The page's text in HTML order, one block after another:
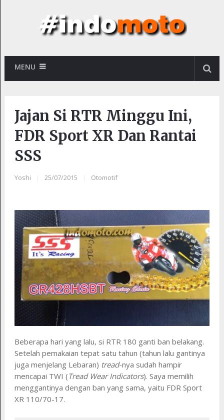
MENU
Jajan Si RTR Minggu Ini,
FDR Sport XR Dan Rantai
SSS
Yoshi 25/07/2015 Otomotif
Beberapa hari yang lalu, si RTR 180 ganti ban belakang.
Setelah pemakaian tepat satu tahun (tahun lalu gantinya
juga menjelang Lebaran) tread-nya sudah hampir
mencapai TWI (Tread Wear Indicators). Saya memilih
menggantinya dengan ban yang sama, yaitu FDR Sport
XR 110/70-17.